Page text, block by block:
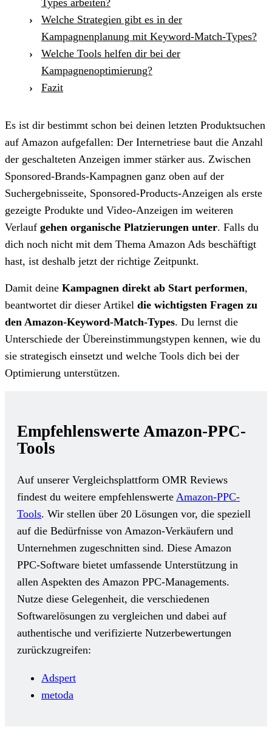
Welche Strategien gibt es in der
Kampagnenplanung mit Keyword-Match-Types?
Welche Tools helfen dir bei der
Kampagnenoptimierung?
Fazit
Es ist dir bestimmt schon bei deinen letzten Produktsuchen
auf Amazon aufgefallen: Der Internetriese baut die Anzahl
der geschalteten Anzeigen immer stärker aus. Zwischen
Sponsored-Brands-Kampagnen ganz oben auf der
Suchergebnisseite, Sponsored-Products-Anzeigen als erste
gezeigte Produkte und Video-Anzeigen im weiteren
Verlauf gehen organische Platzierungen unter. Falls du
dich noch nicht mit dem Thema Amazon Ads beschäftigt
hast, ist deshalb jetzt der richtige Zeitpunkt.
Damit deine Kampagnen direkt ab Start performen,
beantwortet dir dieser Artikel die wichtigsten Fragen zu
den Amazon-Keyword-Match-Types. Du lernst die
Unterschiede der Übereinstimmungstypen kennen, wie du
sie strategisch einsetzt und welche Tools dich bei der
Optimierung unterstützen.
Empfehlenswerte Amazon-PPC-
Tools
Auf unserer Vergleichsplattform OMR Reviews
findest du weitere empfehlenswerte Amazon-PPC-
Tools. Wir stellen über 20 Lösungen vor, die speziell
auf die Bedürfnisse von Amazon-Verkäufern und
Unternehmen zugeschnitten sind. Diese Amazon
PPC-Software bietet umfassende Unterstützung in
allen Aspekten des Amazon PPC-Managements.
Nutze diese Gelegenheit, die verschiedenen
Softwarelösungen zu vergleichen und dabei auf
authentische und verifizierte Nutzerbewertungen
zurückzugreifen:
Adspert
metoda